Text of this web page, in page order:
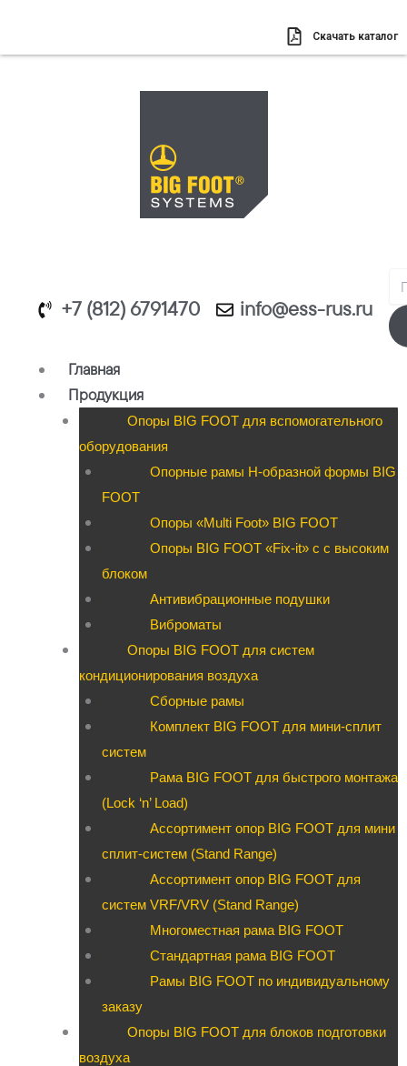
содержимому
Скачать каталог
+7 (812) 6791470 info@ess-rus.ru
Главная
Продукция
Опоры BIG FOOT для вспомогательного
оборудования
Опорные рамы H-образной формы BIG
FOOT
Опоры «Multi Foot» BIG FOOT
Опоры BIG FOOT «Fix-it» c с высоким
блоком
Антивибрационные подушки
Виброматы
Опоры BIG FOOT для систем
кондиционирования воздуха
Сборные рамы
Комплект BIG FOOT для мини-сплит
систем
Рама BIG FOOT для быстрого монтажа
(Lock ‘n’ Load)
Ассортимент опор BIG FOOT для мини
сплит-систем (Stand Range)
Ассортимент опор BIG FOOT для
систем VRF/VRV (Stand Range)
Многоместная рама BIG FOOT
Стандартная рама BIG FOOT
Рамы BIG FOOT по индивидуальному
заказу
Опоры BIG FOOT для блоков подготовки
воздуха